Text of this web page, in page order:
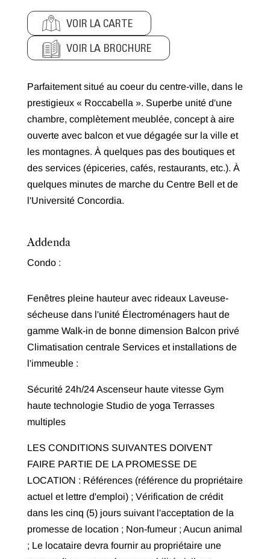
VOIR LA CARTE
VOIR LA BROCHURE
Parfaitement situé au coeur du centre-ville, dans le
prestigieux « Roccabella ». Superbe unité d'une
chambre, complètement meublée, concept à aire
ouverte avec balcon et vue dégagée sur la ville et
les montagnes. À quelques pas des boutiques et
des services (épiceries, cafés, restaurants, etc.). À
quelques minutes de marche du Centre Bell et de
l'Université Concordia.
Addenda
Condo :
Fenêtres pleine hauteur avec rideaux Laveuse-
sécheuse dans l'unité Électroménagers haut de
gamme Walk-in de bonne dimension Balcon privé
Climatisation centrale Services et installations de
l'immeuble :
Sécurité 24h/24 Ascenseur haute vitesse Gym
haute technologie Studio de yoga Terrasses
multiples
LES CONDITIONS SUIVANTES DOIVENT
FAIRE PARTIE DE LA PROMESSE DE
LOCATION : Références (référence du propriétaire
actuel et lettre d'emploi) ; Vérification de crédit
dans les cinq (5) jours suivant l'acceptation de la
promesse de location ; Non-fumeur ; Aucun animal
; Le locataire devra fournir au propriétaire une